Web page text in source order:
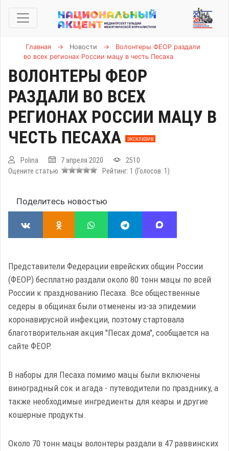
Главная → Новости →
Волонтеры ФЕОР раздали
во всех регионах России мацу в честь Песаха
ВОЛОНТЕРЫ ФЕОР
РАЗДАЛИ ВО ВСЕХ
РЕГИОНАХ РОССИИ МАЦУ В
ЧЕСТЬ ПЕСАХА
ЭКСКЛЮЗИВ
Polina 7 апреля 2020
2510
Оцените статью
Рейтинг: 1 (Голосов: 1 )
Поделитесь новостью
Представители Федерации еврейских общин России
(ФЕОР) бесплатно раздали около 80 тонн мацы по всей
России к празднованию Песаха. Все общественные
седеры в общинах были отменены из-за эпидемии
коронавирусной инфекции, поэтому стартовала
благотворительная акция "Песах дома", сообщается на
сайте ФЕОР.
В наборы для Песаха помимо мацы были включены
виноградный сок и агада - путеводители по празднику, а
также необходимые ингредиенты для кеары и другие
кошерные продукты.
Около 70 тонн мацы волонтеры раздали в 47 раввинских